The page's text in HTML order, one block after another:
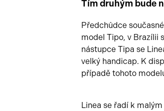
Tím druhým bude
Předchůdce
model Tipo, v Brazílii
nástupce Tipa se
velký handicap. K
případě tohoto
Linea se řadí k